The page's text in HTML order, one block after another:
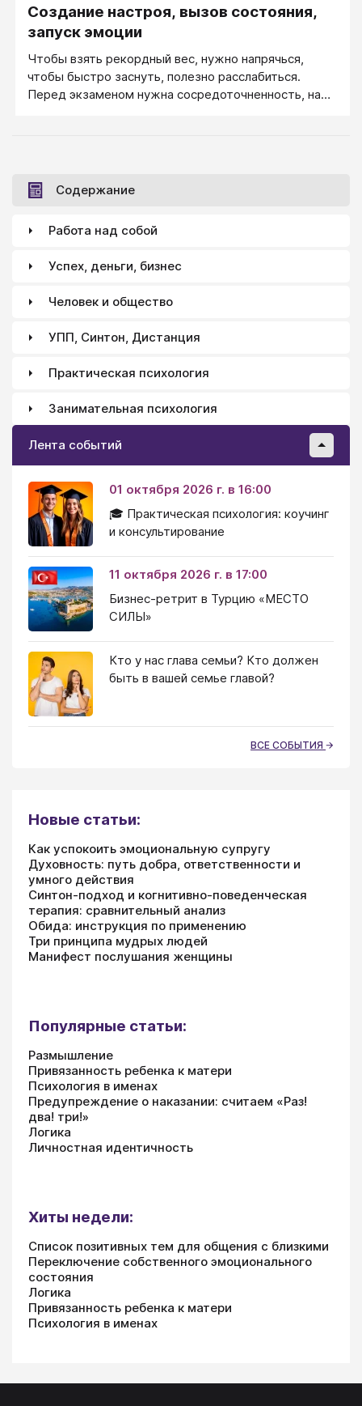
Создание настроя, вызов состояния,
запуск эмоции
Чтобы взять рекордный вес, нужно напрячься,
чтобы быстро заснуть, полезно расслабиться.
Перед экзаменом нужна сосредоточненность, на
бодрость, радостное оживление или когда-то даже
печальное огорчение... Как это сделать?
Содержание
Работа над собой
Успех, деньги, бизнес
Человек и общество
УПП, Синтон, Дистанция
Практическая психология
Занимательная психология
Лента событий
01 октября 2026 г. в 16:00
🎓 Практическая психология: коучинг
и консультирование
11 октября 2026 г. в 17:00
Бизнес-ретрит в Турцию «МЕСТО
СИЛЫ»
Кто у нас глава семьи? Кто должен
быть в вашей семье главой?
ВСЕ СОБЫТИЯ
Новые статьи:
Как успокоить эмоциональную супругу
Духовность: путь добра, ответственности и
умного действия
Синтон-подход и когнитивно-поведенческая
терапия: сравнительный анализ
Обида: инструкция по применению
Три принципа мудрых людей
Манифест послушания женщины
Популярные статьи:
Размышление
Привязанность ребенка к матери
Психология в именах
Предупреждение о наказании: считаем «Раз!
два! три!»
Логика
Личностная идентичность
Хиты недели:
Список позитивных тем для общения с близкими
Переключение собственного эмоционального
состояния
Логика
Привязанность ребенка к матери
Психология в именах